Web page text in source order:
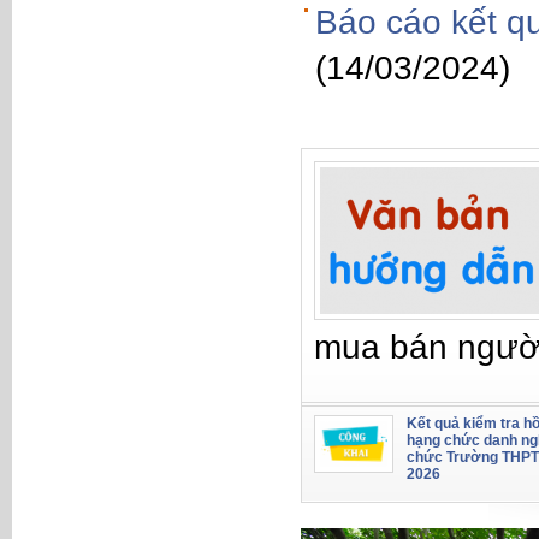
Báo cáo kết
(14/03/2024)
mua bán
Kết quả kiểm tra
hạng chức danh
chức Trường
2026